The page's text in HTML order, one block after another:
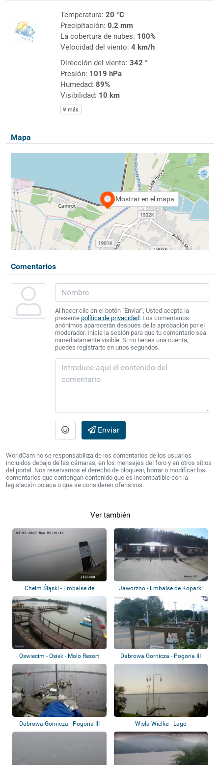
Temperatura: 20 °C
Precipitación: 0.2 mm
La cobertura de nubes: 100%
Velocidad del viento: 4 km/h
Dirección del viento: 342 °
Presión: 1019 hPa
Humedad: 89%
Visibilidad: 10 km
más
Mapa
Mostrar en el mapa
Comentarios
Al hacer clic en el botón "Enviar", Usted acepta la
presente política de privacidad. Los comentarios
anónimos aparecerán después de la aprobación por el
moderador. Inicia la sesión para que tu comentario sea
inmediatamente visible. Si no tienes una cuenta,
puedes registrarte en unos segundos.
Enviar
WorldCam no se responsabiliza de los comentarios de los usuarios
incluidos debajo de las cámaras, en los mensajes del foro y en otros sitios
del portal. Nos reservamos el derecho de bloquear, borrar o modificar los
comentarios que contengan contenido que es incompatible con la
legislación polaca o que se consideren ofensivos.
Ver también
Chełm Śląski - Embalse de
Dziećkowice
Jaworzno - Embalse de Koparki
Oswiecim - Osiek - Molo Resort Dabrowa Gornicza - Pogoria III
Dabrowa Gornicza - Pogoria III
Wisła Wielka - Lago
Goczalkowice